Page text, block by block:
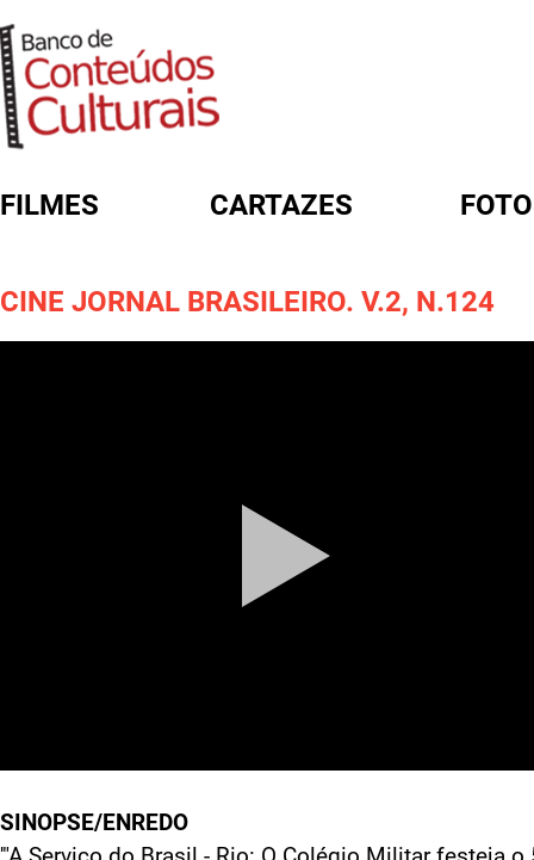
FILMES CARTAZES
CINE JORNAL BRASILEIRO. V.2, N.124
SINOPSE/ENREDO